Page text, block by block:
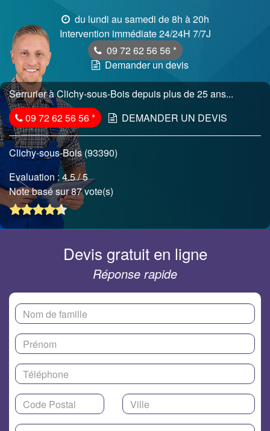
du lundi au samedi de 8h à 20h
Intervention immédiate 24/24H 7/7J
09 72 62 56 56 *
Demander un devis
Serrurier à Clichy-sous-Bois depuis plus de 25 ans...
09 72 62 56 56* DEMANDER UN DEVIS
Clichy-sous-Bois (93390)
Evaluation :4.5/ 5
Note basé sur 87 vote(s)
Devis gratuit en ligne
Réponse rapide